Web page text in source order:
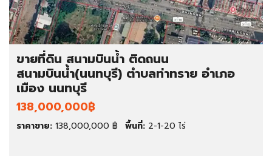
ขายที่ดิน สนามบินน้ำ ติดถนน
สนามบินน้ำ(นนทบุรี) ตำบลท่าทราย อำเภอ
เมือง นนทบุรี
138,000,000฿
ราคาขาย: 138,000,000 ฿ พื้นที่: 2-1-20 ไร่